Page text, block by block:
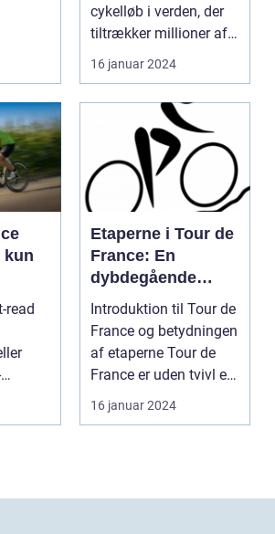
cykelløb i verden, der
tiltrækker millioner af
tilsku...
16 januar 2024
kun
og
read
at
Etaperne i Tour de
France: En
dybdegående
gennemgang af
verdens mest
prestigefyldte
cykelløb
Introduktion til Tour de
France og betydningen
af etaperne Tour de
France er uden tvivl et
af verde...
16 januar 2024